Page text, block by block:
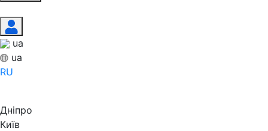
ua
ua
RU
Дніпро
Київ